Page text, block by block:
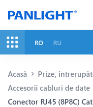
RO RU
Acasă
Prize,
Accesorii cabluri de date
Conector RJ45 (8P8C)